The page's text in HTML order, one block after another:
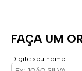
FAÇA UM
Digite seu nome